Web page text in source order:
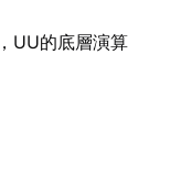
UU的底層演算